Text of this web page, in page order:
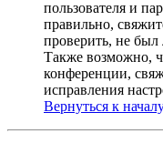
пользователя и
правильно,
проверить, не
Также возможно,
конференции,
исправления
Вернуться к